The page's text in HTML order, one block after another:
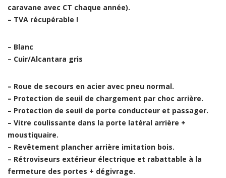
caravane avec CT chaque année).
– TVA récupérable !
– Blanc
– Cuir/Alcantara gris
– Roue de secours en acier avec pneu normal.
– Protection de seuil de chargement par choc arrière.
– Protection de seuil de porte conducteur et passager.
– Vitre coulissante dans la porte latéral arrière +
moustiquaire.
– Revêtement plancher arrière imitation bois.
– Rétroviseurs extérieur électrique et rabattable à la
fermeture des portes + dégivrage.